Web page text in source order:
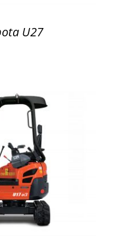
U27